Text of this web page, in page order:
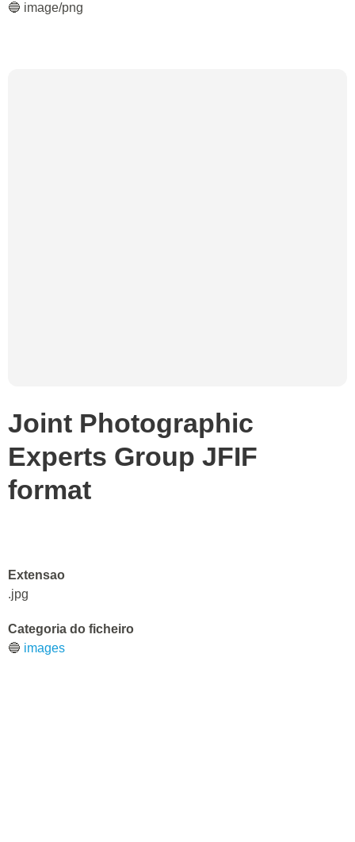
🔵 image/png
Joint Photographic
Experts Group JFIF
format
Extensao
.jpg
Categoria do ficheiro
🔵 images